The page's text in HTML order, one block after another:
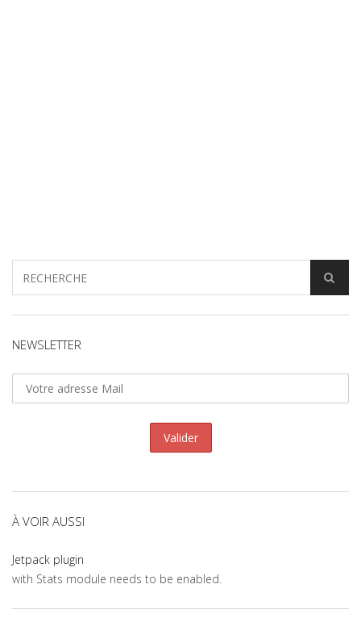
NEWSLETTER
À VOIR AUSSI
Jetpack plugin
with Stats module needs to be enabled.